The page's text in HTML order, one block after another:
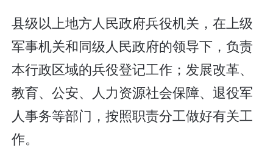
县级以上地方人民政府兵役机关，在上级
军事机关和同级人民政府的领导下，负责
本行政区域的兵役登记工作；发展改革、
教育、公安、人力资源社会保障、退役军
人事务等部门，按照职责分工做好有关工
作。